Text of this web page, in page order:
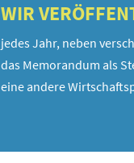
WIR
jedes Jahr, neben
das Memorandum als
eine andere